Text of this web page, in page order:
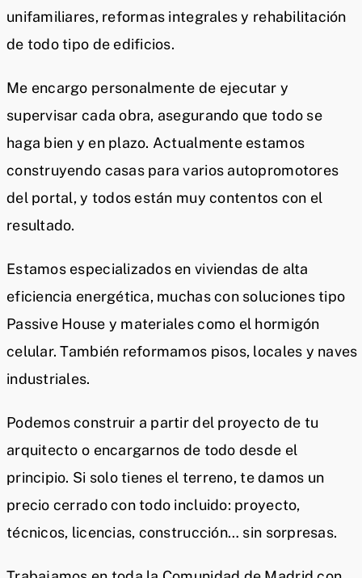
unifamiliares, reformas integrales y rehabilitación
de todo tipo de edificios.
Me encargo personalmente de ejecutar y
supervisar cada obra, asegurando que todo se
haga bien y en plazo. Actualmente estamos
construyendo casas para varios autopromotores
del portal, y todos están muy contentos con el
resultado.
Estamos especializados en viviendas de alta
eficiencia energética, muchas con soluciones tipo
Passive House y materiales como el hormigón
celular. También reformamos pisos, locales y naves
industriales.
Podemos construir a partir del proyecto de tu
arquitecto o encargarnos de todo desde el
principio. Si solo tienes el terreno, te damos un
precio cerrado con todo incluido: proyecto,
técnicos, licencias, construcción… sin sorpresas.